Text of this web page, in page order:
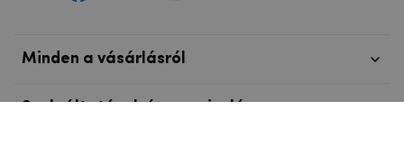
Minden a vásárlásról